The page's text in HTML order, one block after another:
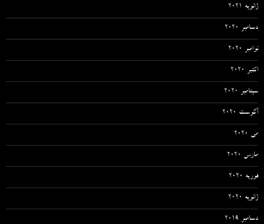
ژانویه 2021
دسامبر 2020
نوامبر 2020
اکتبر 2020
سپتامبر 2020
آگوست 2020
می 2020
مارس 2020
فوریه 2020
ژانویه 2020
دسامبر 2019